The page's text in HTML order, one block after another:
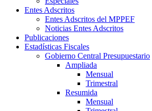
Entes Adscritos
Entes Adscritos del MPPEF
Noticias Entes Adscritos
Publicaciones
Estadísticas Fiscales
Gobierno Central Presupuestario
Ampliada
Mensual
Trimestral
Resumida
Mensual